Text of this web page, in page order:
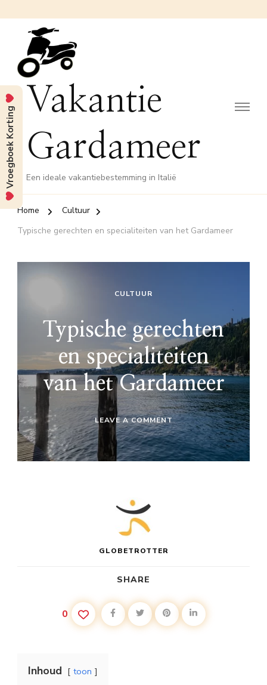
Vakantie
Gardameer
Een ideale vakantiebestemming in Italië
Home
Cultuur
Typische gerechten en specialiteiten van het Gardameer
CULTUUR
Typische gerechten
en specialiteiten
van het Gardameer
LEAVE A COMMENTON
TYPISCHE
GERECHTEN
EN
SPECIALITEITEN
GLOBETROTTER
SHARE
0
Inhoud toon
Vroegboek Korting